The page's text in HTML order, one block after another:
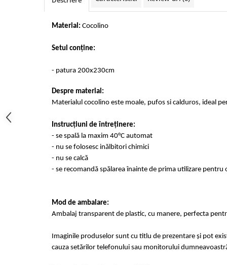
Cearceaf normal 6 piese
Cearceaf cu elastic
Lenjerii Pufoase Fluffy/ Rabbit
Bumbac Neted Nesatinat
Bumbac 100% Poplin Hobby
Bumbac 100%
Lenjerii Satin Premium
Lenjerii Jacquard
Lenjerii Matase
Lenjerii pentru PASTE
Set Lenjerie + Draperii Pat Dublu
Huse De Pat Tricotate 180x200cm
Huse Impermeabile 160x200cm
Material: Cocolino
Setul conține:
- patura 200x230cm
Despre material:
Materialul cocolino este moale, pufos si calduros, ideal
Instrucțiuni de întreținere:
- se spală la maxim 40°C automat
- nu se folosesc inălbitori chimici
- nu se calcă
- se recomandă spălarea înainte de prima utilizare pentru
Mod de ambalare:
Ambalaj transparent de plastic, cu manere, perfecta
Imaginile produselor sunt cu titlu de prezentare și pot
cauza setărilor telefonului sau monitorului